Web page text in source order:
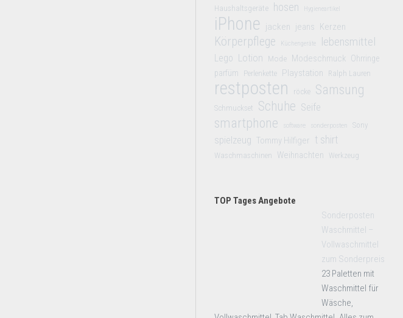
Haushaltsgeräte hosen Hygieneartikel
iPhone jacken jeans Kerzen
Körperpflege Küchengeräte lebensmittel
Lego Lotion Mode Modeschmuck Ohrringe
parfüm
Perlenkette Playstation Ralph Lauren
restposten röcke Samsung
Schmuckset Schuhe Seife
smartphone software sonderposten Sony
spielzeug Tommy Hilfiger t shirt
Waschmaschinen Weihnachten Werkzeug
TOP Tages Angebote
Sonderposten
Waschmittel –
Vollwaschmittel
zum Sonderpreis
23 Paletten mit
Waschmittel für
Wäsche,